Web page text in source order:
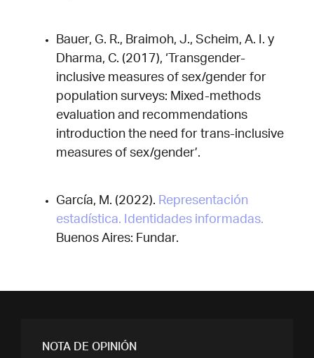
Bauer, G. R., Braimoh, J., Scheim, A. I. y
Dharma, C. (2017), ‘Transgender-
inclusive measures of sex/gender for
population surveys: Mixed-methods
evaluation and recommendations
introduction the need for trans-inclusive
measures of sex/gender’.
García, M. (2022). Representación
estadística. Identidades informadas.
Buenos Aires: Fundar.
NOTA DE OPINIÓN